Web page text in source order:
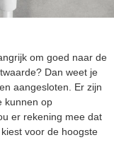
om goed naar de
Dan weet je
aangesloten. Er zijn
kunnen op
er rekening mee dat
voor de hoogste